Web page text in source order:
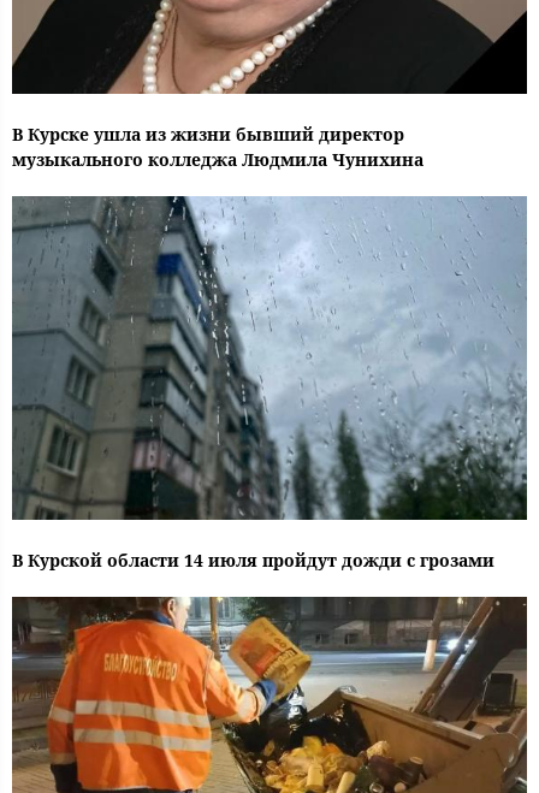
В Курске ушла из жизни бывший директор
музыкального колледжа Людмила Чунихина
В Курской области 14 июля пройдут дожди с грозами